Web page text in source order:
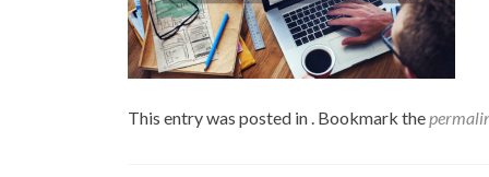
This entry was posted in . Bookmark the